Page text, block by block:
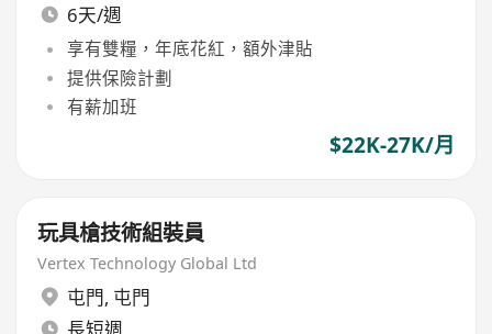
6天/週
享有雙糧，年底花紅，額外津貼
提供保險計劃
有薪加班
$22K-27K/月
玩具槍技術組裝員
Vertex Technology Global Ltd
屯門, 屯門
長短週